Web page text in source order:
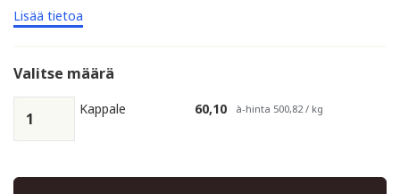
Lisää tietoa
Valitse määrä
Kappale 60,10 à-hinta 500,82 / kg